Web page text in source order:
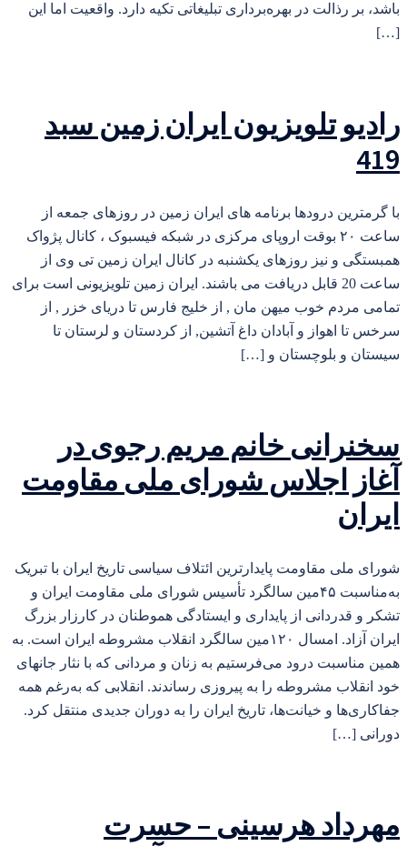
باشد، بر رذالت در بهره‌برداری تبلیغاتی تکیه دارد. واقعیت اما این
[…]
رادیو تلویزیون ایران زمین سبد
419
با گرمترین درودها برنامه های ایران زمین در روزهای جمعه از
ساعت ۲۰ بوقت اروپای مرکزی در شبکه فیسبوک ، کانال پژواک
همبستگی و نیز روزهای یکشنبه در کانال ایران زمین تی وی از
ساعت 20 قابل دریافت می باشند. ایران زمین تلویزیونی است برای
تمامی مردم خوب میهن مان , از خلیج فارس تا دریای خزر , از
سرخس تا اهواز و آبادان داغ آتشین, از کردستان و لرستان تا
سیستان و بلوچستان و […]
سخنرانی خانم مریم رجوی در
آغاز اجلاس شورای ملی مقاومت
ایران
شورای ملی مقاومت پایدارترین ائتلاف سیاسی تاریخ ایران با تبریک
به‌مناسبت ۴۵مین سالگرد تأسیس شورای ملی مقاومت ایران و
تشکر و قدردانی از پایداری و ایستادگی هموطنان در کارزار بزرگ
ایران آزاد. امسال ۱۲۰مین سالگرد انقلاب مشروطه ایران است. به
همین مناسبت درود می‌فرستیم به زنان و مردانی که با نثار جانهای
خود انقلاب مشروطه را به پیروزی رساندند. انقلابی که به‌رغم همه
جفاکاری‌ها و خیانت‌ها، تاریخ ایران را به دوران جدیدی منتقل کرد.
دورانی […]
مهرداد هرسینی – حسرت